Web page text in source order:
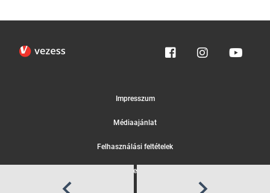
Impresszum
Médiaajánlat
Felhasználási feltételek
Egyedi adatkezelési tájékoztató